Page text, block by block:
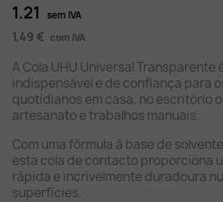
1.21 sem IVA
1,49 € com IVA
A Cola UHU Universal Transparente
indispensável e de confiança para
quotidianos em casa, no escritório
artesanato e trabalhos manuais.
Com uma fórmula à base de
esta cola de contacto proporciona
rápida e incrivelmente duradoura
superfícies.